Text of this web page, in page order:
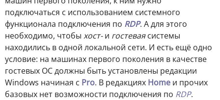
подключаться с использованием системного
функционала подключения по RDP. А для этого
необходимо, чтобы хост-и гостеваясистемы
находились в одной локальной сети. И есть ещё одно
условие: на машинах первого поколения в качестве
гостевых ОС должны быть установлены редакции
Windows начиная с Pro. В редакциях Home и прочих
базовых нет возможности подключения по RDP.